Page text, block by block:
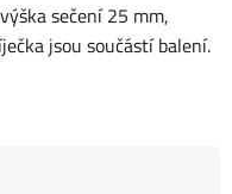
sečení 25 mm,
jsou součástí balení.